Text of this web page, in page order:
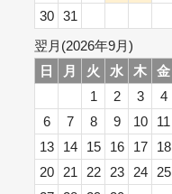
30
31
翌月(2026年9月)
日
月 火 水 木 金
1
2 3 4
6
7 8 9 10 11
13
14 15 16 17 18
20
21 22 23 24 25